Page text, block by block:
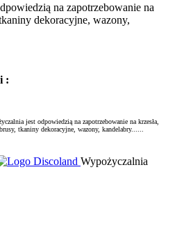
na zapotrzebowanie na
dekoracyjne, wazony,
:
jest odpowiedzią na zapotrzebowanie na krzesła,
tkaniny dekoracyjne, wazony, kandelabry......
Wypożyczalnia